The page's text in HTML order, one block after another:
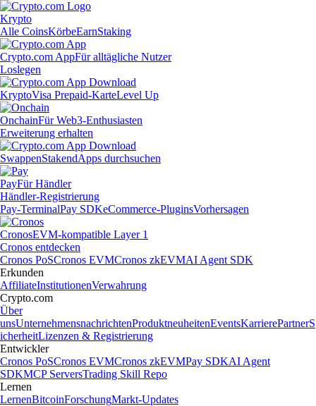
Krypto
Alle CoinsKörbeEarnStaking
Crypto.com AppFür alltägliche Nutzer
Loslegen
KryptoVisa Prepaid-KarteLevel Up
OnchainFür Web3-Enthusiasten
Erweiterung erhalten
SwappenStakendApps durchsuchen
PayFür Händler
Händler-Registrierung
Pay-TerminalPay SDKeCommerce-PluginsVorhersagen
CronosEVM-kompatible Layer 1
Cronos entdecken
Cronos PoSCronos EVMCronos zkEVMAI Agent SDK
Erkunden
AffiliateInstitutionenVerwahrung
Crypto.com
Über
unsUnternehmensnachrichtenProduktneuheitenEventsKarrierePartnerS
icherheitLizenzen & Registrierung
Entwickler
Cronos PoSCronos EVMCronos zkEVMPay SDKAI Agent
SDKMCP ServersTrading Skill Repo
Lernen
LernenBitcoinForschungMarkt-Updates